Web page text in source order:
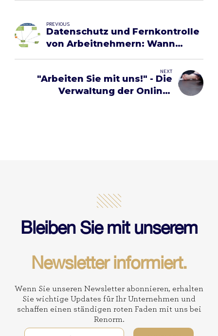
PREVIOUS
Datenschutz und Fernkontrolle
von Arbeitnehmern: Wann
durchführen?
NEXT
"Arbeiten Sie mit uns!" - Die
Verwaltung der Online-
Bleiben Sie mit unserem
Newsletter informiert.
Wenn Sie unseren Newsletter abonnieren, erhalten
Sie wichtige Updates für Ihr Unternehmen und
schaffen einen ständigen roten Faden mit uns bei
Renorm.